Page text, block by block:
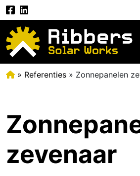
» Referenties » Zonnepanelen
zevenaar